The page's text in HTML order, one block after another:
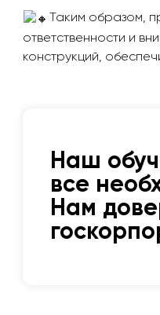
Таким образом,
ответственности и
конструкций,
Наш
все
Нам